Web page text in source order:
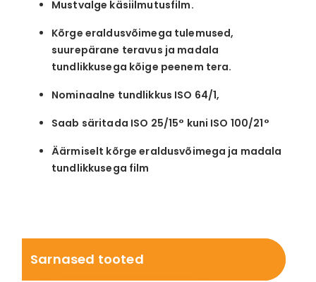
Mustvalge käsiilmutusfilm.
Kõrge eraldusvõimega tulemused,
suurepärane teravus ja madala
tundlikkusega kõige peenem tera.
Nominaalne tundlikkus ISO 64/1,
Saab säritada ISO 25/15° kuni ISO 100/21°
Äärmiselt kõrge eraldusvõimega ja madala
tundlikkusega film
Sarnased tooted